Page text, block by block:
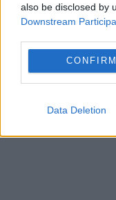
also be disclosed by
Downstream
CONFIRM
Data Deletion
jean claude junker
uniunea